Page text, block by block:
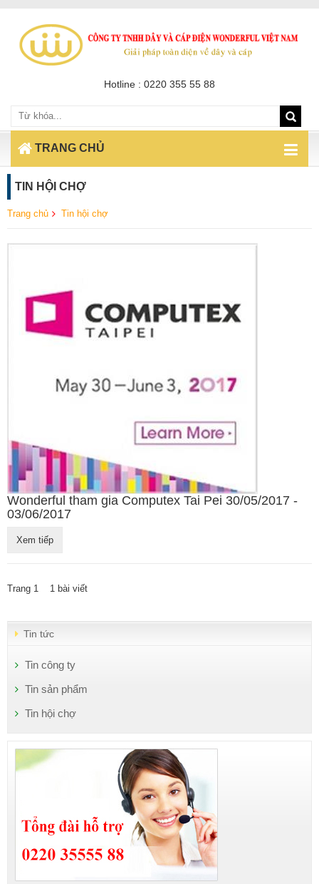
Hotline : 0220 355 55 88
TRANG CHỦ
TIN HỘI CHỢ
Trang chủ Tin hội chợ
Wonderful tham gia Computex Tai Pei 30/05/2017 -
03/06/2017
Xem tiếp
Trang 1 1 bài viết
Tin tức
Tin công ty
Tin sản phẩm
Tin hội chợ